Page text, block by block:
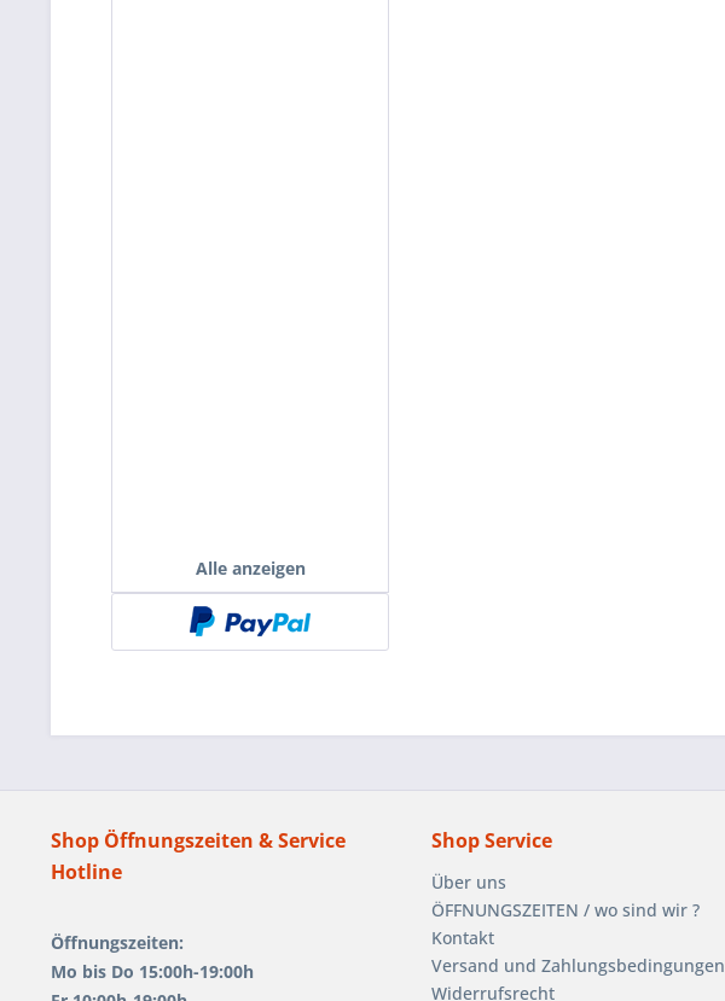
Alle anzeigen
Shop Öffnungszeiten & Service
Hotline
Öffnungszeiten:
Mo bis Do 15:00h-19:00h
Shop Service
Über uns
ÖFFNUNGSZEITEN / wo sind wir ?
Kontakt
Versand und Zahlungsbedingungen
Widerrufsrecht